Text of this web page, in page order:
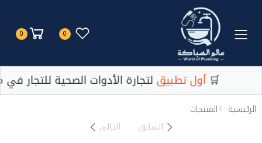
Toggle mobile menu
0
0
أول تطبيقلتجارة الأدوات الصحية للتجار لتجارة الأدوات الصحية للتجار في مصر 🛒
الرئيسية
المنتجات
السابق
التالى